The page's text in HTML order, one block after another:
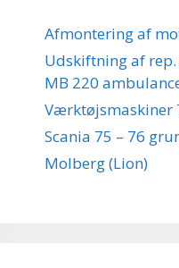
Afmontering af
Udskiftning af
MB 220
Værktøjsmaskiner
Scania 75 – 76
Molberg (Lion)